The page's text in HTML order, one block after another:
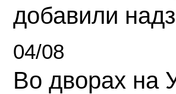
добавили
04/08
Во дворах на